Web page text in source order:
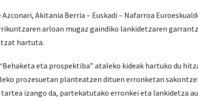
Akitania Berria – Euskadi – Nafarroa
arloan mugaz gaindiko lankidetzaren
hartuta.
eta prospektiba” ataleko kideak hartuko du
prozesuetan planteatzen dituen erronketan
izango da, partekatutako erronkei eta lankidetza